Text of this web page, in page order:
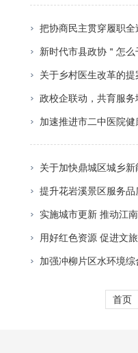
把协商民主贯穿履职全
新时代市县政协＂怎
关于乡村医生改革的提
政校企联动，共育服
加速推进市二中医院健
关于加快鼎城区城乡
提升花岩溪景区服务
实施城市更新 推动江
用好红色资源 促进文
加强冲柳片区水环境
首页